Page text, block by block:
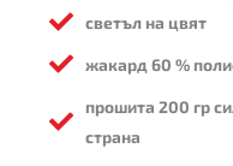
светъл на цвят
жакард 60 %
прошита 200 гр
страна